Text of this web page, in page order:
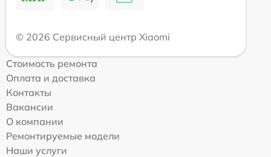
© 2026 Сервисный центр Xiaomi
Стоимость ремонта
Оплата и доставка
Контакты
Вакансии
О компании
Ремонтируемые модели
Наши услуги